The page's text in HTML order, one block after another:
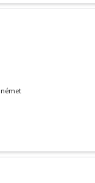
német